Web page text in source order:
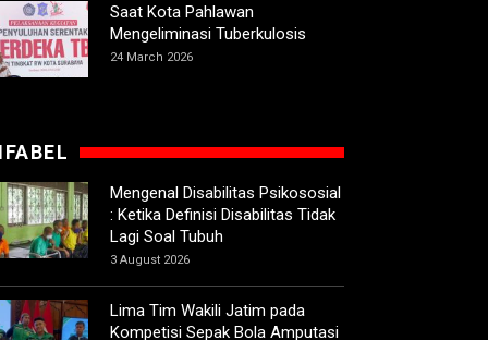
Saat Kota Pahlawan
Mengeliminasi Tuberkulosis
24 March 2026
Mengenal Disabilitas Psikososial
: Ketika Definisi Disabilitas Tidak
Lagi Soal Tubuh
3 August 2026
Lima Tim Wakili Jatim pada
Kompetisi Sepak Bola Amputasi